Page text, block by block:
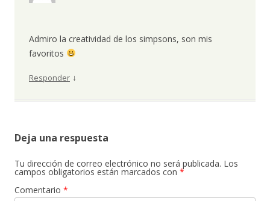
Admiro la creatividad de los simpsons, son mis
favoritos
Responder ↓
Deja una respuesta
Tu dirección de correo electrónico no será publicada. Los
campos obligatorios están marcados con *
Comentario *